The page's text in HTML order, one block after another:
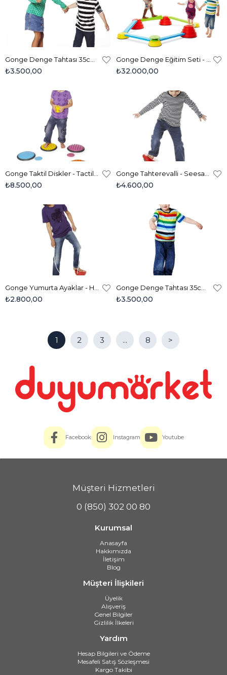
₺3.500,00 ₺32.000,00
₺8.500,00 ₺4.600,00
₺2.800,00 ₺3.500,00
1 2 3 ... 8 >
Facebook Instagram Youtube
Müşteri Hizmetleri
0 (850) 302 00 80
Kurumsal
Anasayfa
Hakkımızda
İletişim
Blog
Müşteri İlişkileri
Üyelik
Alışveriş
Genel Bilgiler
Gizlilik İlkeleri
Yardım
Hesap Bilgileri ve Ödeme
Mesafeli Satış Sözleşmesi
Kargo Takibi